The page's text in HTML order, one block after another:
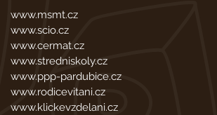
www.msmt.cz
www.scio.cz
www.cermat.cz
www.stredniskoly.cz
www.ppp-pardubice.cz
www.rodicevitani.cz
www.klickevzdelani.cz